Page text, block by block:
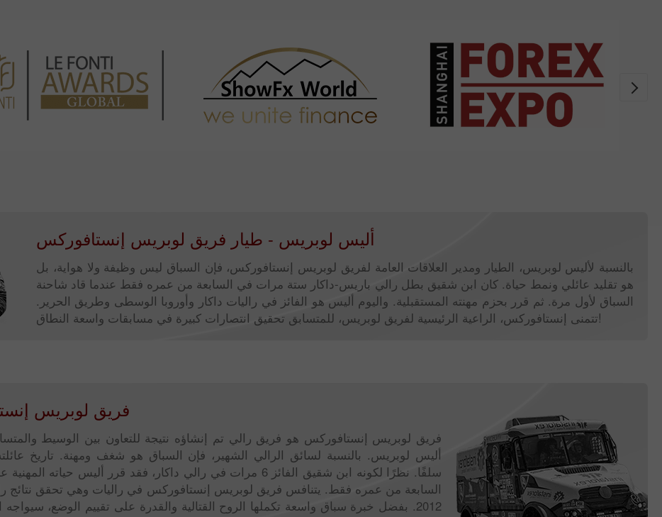
أليس لوبريس - طيار فريق لوبريس إنستافوركس
بالنسبة لأليس لوبريس، الطيار ومدير العلاقات العامة لفريق لوبريس إنستافوركس، فإن السباق ليس وظيفة ولا هواية، بل
هو تقليد عائلي ونمط حياة. كان ابن شقيق بطل رالي باريس-داكار ستة مرات في السابعة من عمره فقط عندما قاد شاحنة
السباق لأول مرة. ثم قرر بحزم مهنته المستقبلية. واليوم أليس هو الفائز في راليات داكار وأوروبا الوسطى وطريق الحرير.
تتمنى إنستافوركس، الراعية الرئيسية لفريق لوبريس، للمتسابق تحقيق انتصارات كبيرة في مسابقات واسعة النطاق!
فريق لوبريس
فريق لوبريس إنستافوركس هو فريق رالي تم إنشاؤه نتيجة للتعاون بين الوسيط
أليس لوبريس. بالنسبة لسائق الرالي الشهير، فإن السباق هو شغف ومهنة. تاريخ
سلفًا. نظرًا لكونه ابن شقيق الفائز 6 مرات في رالي داكار، فقد قرر أليس حياته
السابعة من عمره فقط. يتنافس فريق لوبريس إنستافوركس في راليات وهي تحقق نتائج
2012. بفضل خبرة سباق واسعة تكملها الروح القتالية والقدرة على تقييم الوضع،